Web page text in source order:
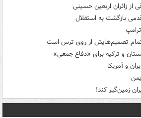
زائران اربعین حسینی
بازگشت به استقلال
تمام تصمیم‌هایش از روی ترس است
و ترکیه برای «دفاع جمعی»
و آمریکا
زمین‌گیر کند!